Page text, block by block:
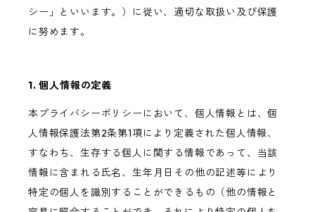
シー」といいます。）に従い、適切な取扱い及び保護
に努めます。
1. 個人情報の定義
本プライバシーポリシーにおいて、個人情報とは、個
人情報保護法第2条第1項により定義された個人情報、
すなわち、生存する個人に関する情報であって、当該
情報に含まれる氏名、生年月日その他の記述等により
特定の個人を識別することができるもの（他の情報と